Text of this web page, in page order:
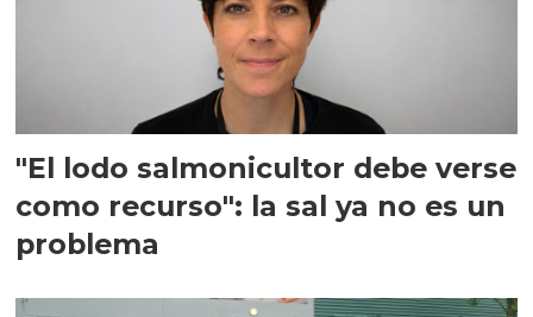
"El lodo salmonicultor debe verse
como recurso": la sal ya no es un
problema